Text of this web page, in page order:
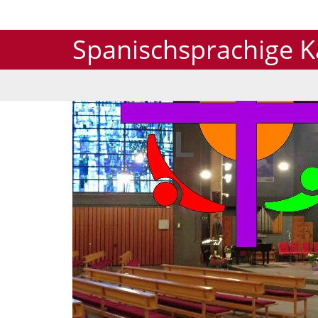
Spanischsprachige